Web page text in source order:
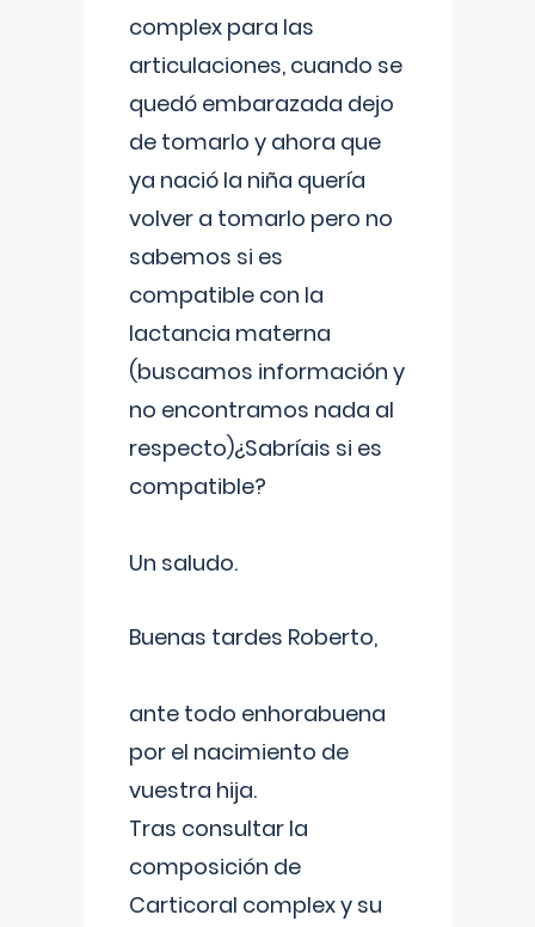
complex para las
articulaciones, cuando se
quedó embarazada dejo
de tomarlo y ahora que
ya nació la niña quería
volver a tomarlo pero no
sabemos si es
compatible con la
lactancia materna
(buscamos información y
no encontramos nada al
respecto)¿Sabríais si es
compatible?
Un saludo.
Buenas tardes Roberto,
ante todo enhorabuena
por el nacimiento de
vuestra hija.
Tras consultar la
composición de
Carticoral complex y su